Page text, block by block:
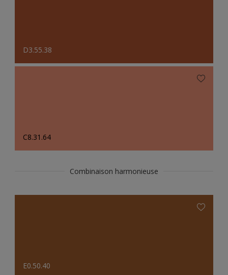
D3.55.38
C8.31.64
Combinaison harmonieuse
E0.50.40